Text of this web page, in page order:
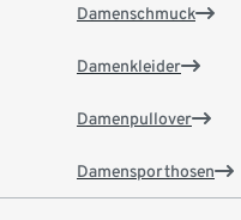
Damenschmuck
Damenkleider
Damenpullover
Damensporthosen